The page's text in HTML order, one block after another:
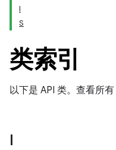
I
S
类索引
以下是 API 类。查看所有
I